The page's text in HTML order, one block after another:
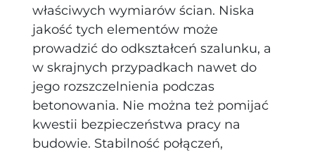
właściwych wymiarów ścian. Niska
jakość tych elementów może
prowadzić do odkształceń szalunku, a
w skrajnych przypadkach nawet do
jego rozszczelnienia podczas
betonowania. Nie można też pomijać
kwestii bezpieczeństwa pracy na
budowie. Stabilność połączeń,